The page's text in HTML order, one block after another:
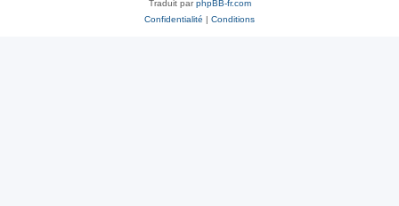
Traduit parphpBB-fr.com
Confidentialité | Conditions